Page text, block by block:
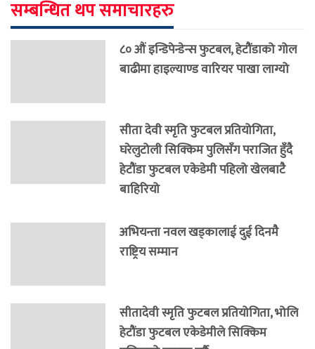
सम्बन्धित थप समाचारहरु
८० औं इन्डिपेन्डेन्स फुटबल, हेटौंडाको गोल
बाढीमा हाइल्याण्ड वारियर पाखा लाग्यो
सीता देवी स्मृति फुटबल प्रतियोगिता,
घरेलुटोली सिक्किम पुलिसँग पराजित हुँदै
हेटौंडा फुटबल एकेडेमी पहिलो खेलबाटै
बाहिरियो
अभियन्ता नवल खड्कालाई दुई दिनमै
राष्ट्रिय सम्मान
सीतादेवी स्मृति फुटबल प्रतियोगिता, भोलि
हेटौंडा फुटबल एकेडेमीले सिक्किम